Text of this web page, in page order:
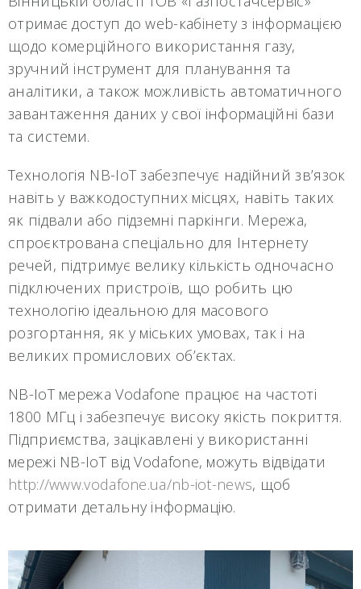
отримає доступ до web-кабінету з інформацією
щодо комерційного використання газу,
зручний інструмент для планування та
аналітики, а також можливість автоматичного
завантаження даних у свої інформаційні бази
та системи.
Технологія NB-IoT забезпечує надійний зв’язок
навіть у важкодоступних місцях, навіть таких
як підвали або підземні паркінги. Мережа,
спроєктрована спеціально для Інтернету
речей, підтримує велику кількість одночасно
підключених пристроїв, що робить цю
технологію ідеальною для масового
розгортання, як у міських умовах, так і на
великих промислових об’єктах.
NB-IoT мережа Vodafone працює на частоті
1800 МГц і забезпечує високу якість покриття.
Підприємства, зацікавлені у використанні
мережі NB-IoT від Vodafone, можуть відвідати
http://www.vodafone.ua/nb-iot-news, щоб
отримати детальну інформацію.